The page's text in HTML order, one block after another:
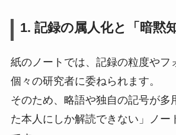
1. 記録の属人化と「暗黙
紙のノートでは、記録の粒度やフ
個々の研究者に委ねられます。
そのため、略語や独自の記号が多
た本人にしか解読できない」ノー